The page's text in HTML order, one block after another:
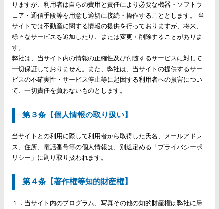
りますが、利用者は自らの費用と責任により必要な機器・ソフトウ
ェア・通信手段等を用意し適切に接続・操作することとします。 当
サイトでは不動産に関する情報の提供を行っておりますが、将来、
様々なサービスを追加したり、または変更・削除することがありま
す。
弊社は、当サイト内の情報の正確性及び付随するサービスに対して
一切保証しておりません。また、弊社は、当サイトの提供するサー
ビスの不確実性・サービス停止等に起因する利用者への損害につい
て、一切責任を負わないものとします。
第３条【個人情報の取り扱い】
当サイトとの利用に際して利用者から取得した氏名、メールアドレ
ス、住所、電話番号等の個人情報は、別途定める「プライバシーポ
リシー」に則り取り扱われます。
第４条【著作権等知的財産権】
１．当サイト内のプログラム、写真その他の知的財産権は弊社に帰